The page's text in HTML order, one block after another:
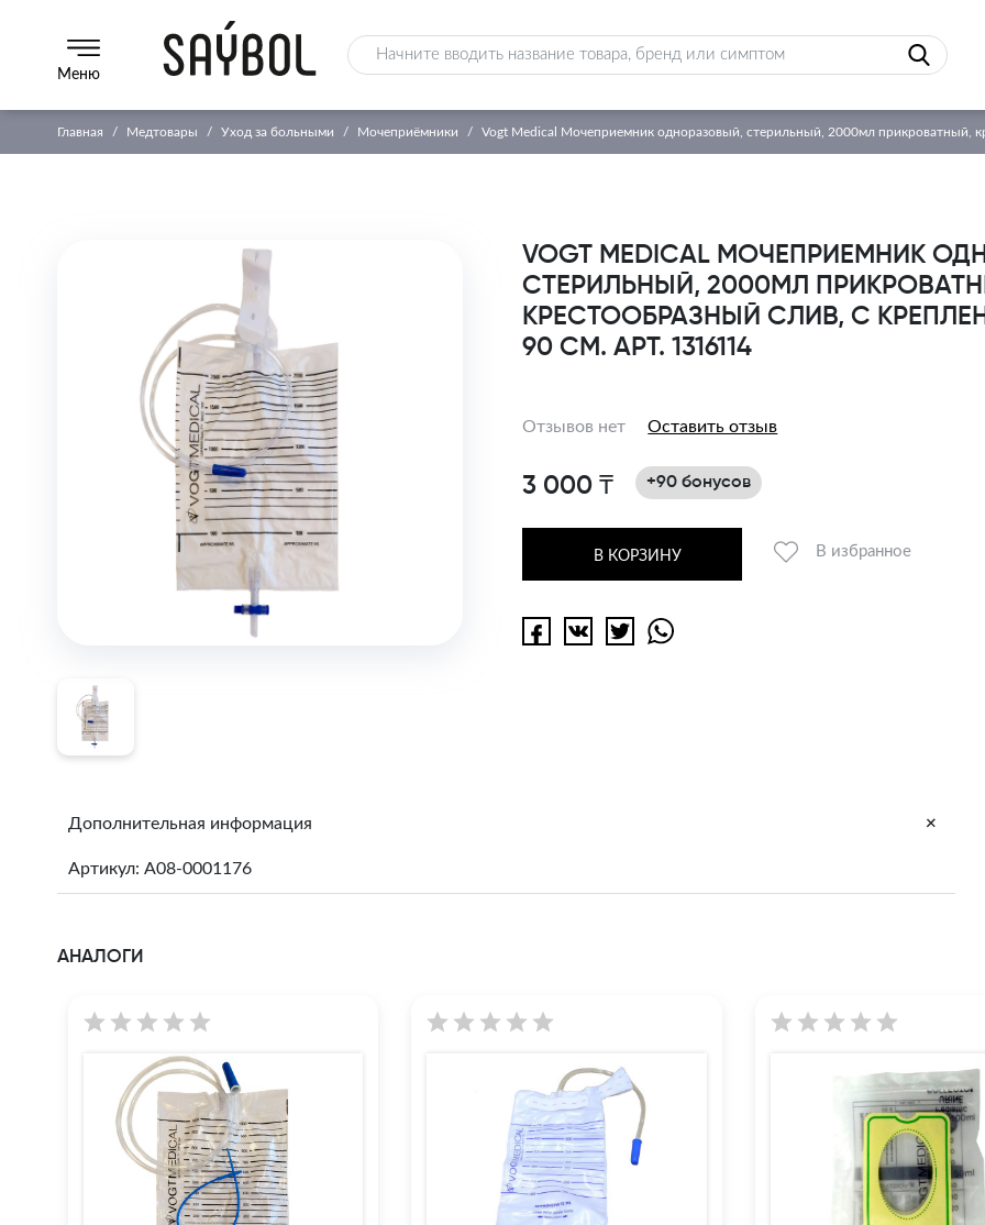
Меню
Главная Медтовары Уход за больными Мочеприёмники Vogt Medical Мочеприемник одноразовый, стерильный, 2000мл прикроватный,
VOGT MEDICAL МОЧЕПРИЕМНИК
СТЕРИЛЬНЫЙ, 2000МЛ
КРЕСТООБРАЗНЫЙ СЛИВ, С
90 СМ. АРТ. 1316114
Отзывов нет Оставить отзыв
3 000 ₸ +90 бонусов
В КОРЗИНУ В избранное
Дополнительная информация +
Артикул: A08-0001176
АНАЛОГИ